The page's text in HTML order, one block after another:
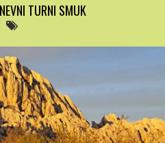
TURNI SMUK